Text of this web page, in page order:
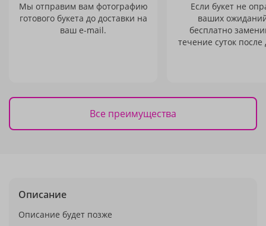
Мы отправим вам фотографию
готового букета до доставки на
ваш e-mail.
Если букет не
ваших
бесплатно
течение суток после
Все преимущества
Описание
Описание будет позже